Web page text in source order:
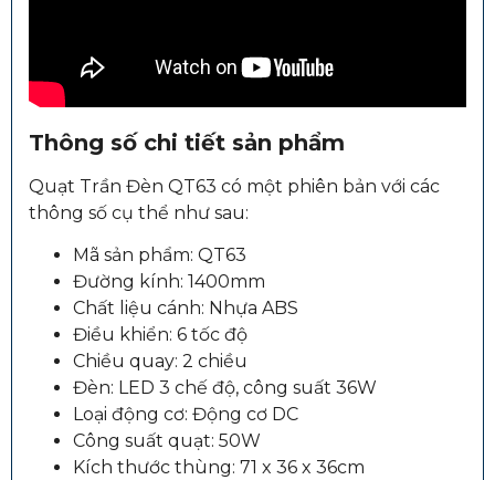
Thông số chi tiết sản phẩm
Quạt Trần Đèn QT63 có một phiên bản với các
thông số cụ thể như sau:
Mã sản phẩm: QT63
Đường kính: 1400mm
Chất liệu cánh: Nhựa ABS
Điều khiển: 6 tốc độ
Chiều quay: 2 chiều
Đèn: LED 3 chế độ, công suất 36W
Loại động cơ: Động cơ DC
Công suất quạt: 50W
Kích thước thùng: 71 x 36 x 36cm